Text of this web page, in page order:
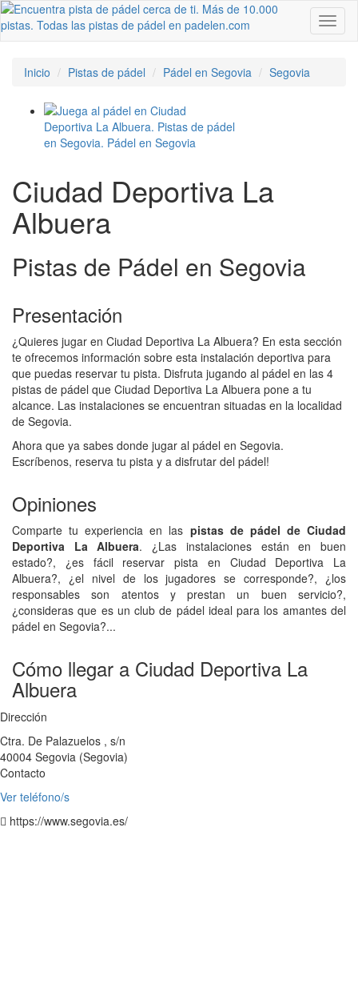
Inicio Pistas de pádel Pádel en Segovia Segovia
Ciudad Deportiva La
Albuera
Pistas de Pádel en Segovia
Presentación
¿Quieres jugar en Ciudad Deportiva La Albuera? En esta sección
te ofrecemos información sobre esta instalación deportiva para
que puedas reservar tu pista. Disfruta jugando al pádel en las 4
pistas de pádel que Ciudad Deportiva La Albuera pone a tu
alcance. Las instalaciones se encuentran situadas en la localidad
de Segovia.
Ahora que ya sabes donde jugar al pádel en Segovia.
Escríbenos, reserva tu pista y a disfrutar del pádel!
Opiniones
Comparte tu experiencia en las pistas de pádel de Ciudad
Deportiva La Albuera. ¿Las instalaciones están en buen
estado?, ¿es fácil reservar pista en Ciudad Deportiva La
Albuera?, ¿el nivel de los jugadores se corresponde?, ¿los
responsables son atentos y prestan un buen servicio?,
¿consideras que es un club de pádel ideal para los amantes del
pádel en Segovia?...
Cómo llegar a Ciudad Deportiva La
Albuera
Dirección
Ctra. De Palazuelos , s/n
40004 Segovia (Segovia)
Contacto
Ver teléfono/s
https://www.segovia.es/